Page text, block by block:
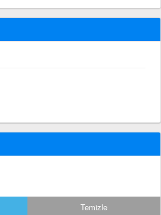
Temizle